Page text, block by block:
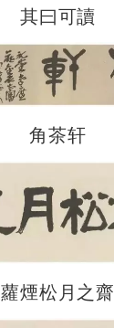
其曰可讀
角茶轩
蘿煙松月之齋